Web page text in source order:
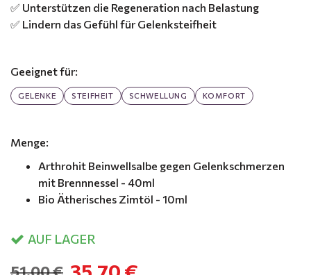
✅ Unterstützen die Regeneration nach Belastung
✅ Lindern das Gefühl für Gelenksteifheit
Geeignet für:
GELENKE STEIFHEIT SCHWELLUNG KOMFORT
Menge:
Arthrohit Beinwellsalbe gegen Gelenkschmerzen
mit Brennnessel - 40ml
Bio Ätherisches Zimtöl - 10ml
AUF LAGER
51.00 €